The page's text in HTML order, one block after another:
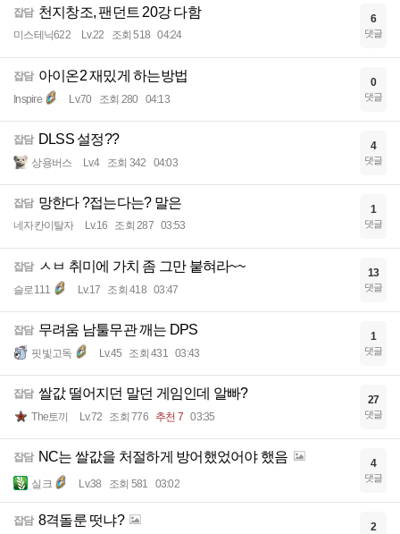
잡담 천지창조, 팬던트 20강 다함
미스테닉622 Lv.22 조회 518 04:24
6
댓글
잡담 아이온2 재밌게 하는방법
Inspire Lv.70 조회 280 04:13
0
댓글
잡담 DLSS 설정??
상용버스 Lv.4 조회 342 04:03
4
댓글
잡담 망한다 ?접는다는? 말은
네자칸이탈자 Lv.16 조회 287 03:53
1
댓글
잡담 ㅅㅂ 취미에 가치 좀 그만 붙혀라~~
슬로111 Lv.17 조회 418 03:47
13
댓글
잡담 무려움 남툴무관 깨는 DPS
핏빛고독 Lv.45 조회 431 03:43
1
댓글
잡담 쌀값 떨어지던 말던 게임인데 알빠?
The토끼 Lv.72 조회 776 추천 7 03:35
27
댓글
잡담 NC는 쌀값을 처절하게 방어했었어야 했음
실크 Lv.38 조회 581 03:02
4
댓글
잡담 8격돌룬 떳냐? 2